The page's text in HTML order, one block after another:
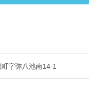
字弥八池南14-1